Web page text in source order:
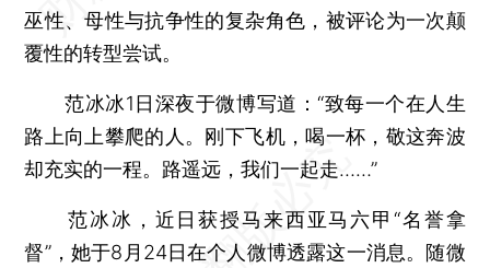
巫性、母性与抗争性的复杂角色，被评论为一次颠
覆性的转型尝试。
范冰冰1日深夜于微博写道：“致每一个在人生
路上向上攀爬的人。刚下飞机，喝一杯，敬这奔波
却充实的一程。路遥远，我们一起走……”
范冰冰，近日获授马来西亚马六甲“名誉拿
督”，她于8月24日在个人微博透露这一消息。随微